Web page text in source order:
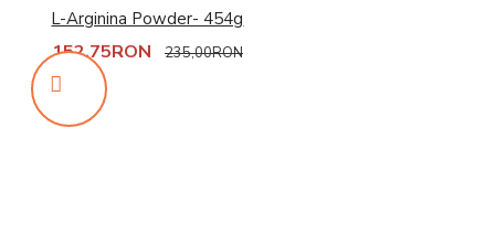
L-Arginina Powder- 454g
152,75RON 235,00RON